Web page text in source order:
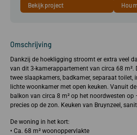
67 m² kamer(s)
Bekijk project Hou
Omschrijving
Dankzij de hoekligging stroomt er extra veel
van dit 3-kamerappartement van circa 68 m².
twee slaapkamers, badkamer, separaat toilet,
lichte woonkamer met open keuken. Vanuit
balkon van circa 8 m² op het noordwesten
precies op de zon. Keuken van Bruynzeel,
De woning in het kort:
• Ca. 68 m² woonoppervlakte